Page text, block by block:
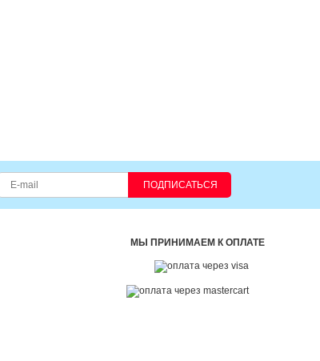
ПОДПИСАТЬСЯ
МЫ ПРИНИМАЕМ К ОПЛАТЕ